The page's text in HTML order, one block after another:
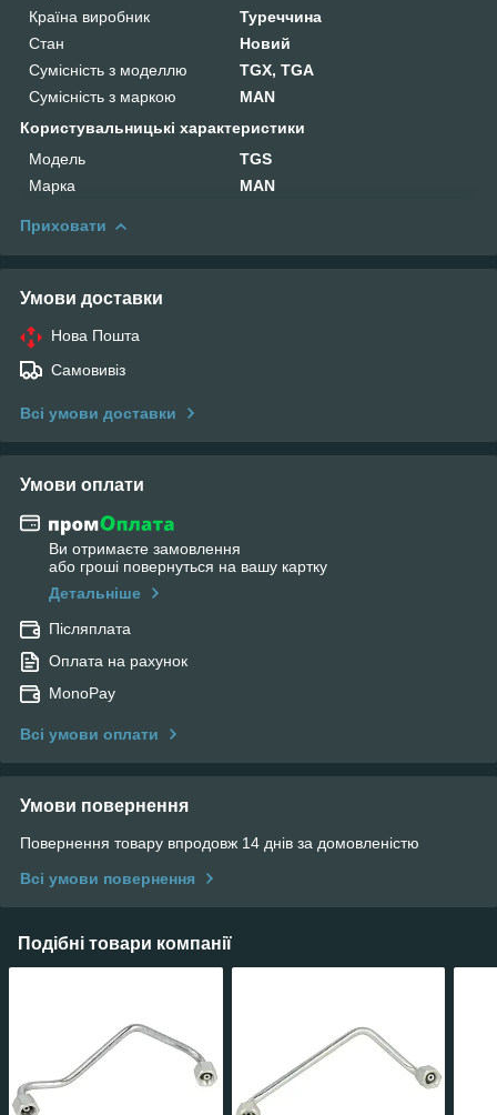
Країна виробник
Туреччина
Стан
Новий
Сумісність з моделлю
TGX, TGA
Сумісність з маркою
MAN
Користувальницькі характеристики
Мoдель
TGS
Марка
MAN
Приховати
Умови доставки
Нова Пошта
Самовивіз
Всі умови доставки
Умови оплати
Ви отримаєте замовлення
або гроші повернуться на вашу картку
Детальніше
Післяплата
Оплата на рахунок
MonoPay
Всі умови оплати
Умови повернення
Повернення товару впродовж 14 днів за домовленістю
Всі умови повернення
Подібні товари компанії